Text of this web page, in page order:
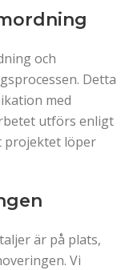
och
Detta
med
utförs enligt
projektet löper
är på plats,
Vi